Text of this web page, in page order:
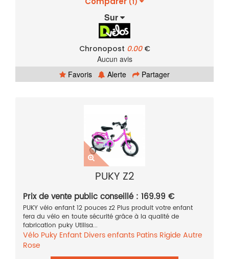
(1)
Sur
Chronopost 0.00€
Aucun avis
Favoris
Alerte Partager
PUKY Z2
Prix de vente public conseillé : 169.99 €
PUKY vélo enfant 12 pouces z2 Plus produit votre enfant
fera du vélo en toute sécurité grâce à la qualité de
fabrication puky Utilisa...
Vélo Puky Enfant Divers enfants Patins Rigide Autre
Rose